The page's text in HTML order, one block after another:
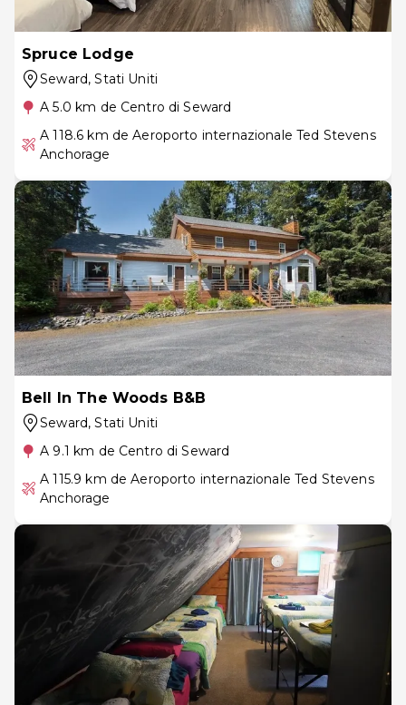
Spruce Lodge
Seward, Stati Uniti
A 5.0 km de Centro di Seward
A 118.6 km de Aeroporto internazionale Ted Stevens
Anchorage
Bell In The Woods B&B
Seward, Stati Uniti
A 9.1 km de Centro di Seward
A 115.9 km de Aeroporto internazionale Ted Stevens
Anchorage